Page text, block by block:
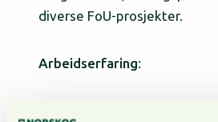
diverse FoU-prosjekter.
Arbeidserfaring:
Even har lang erfaring som